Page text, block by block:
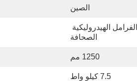
الصين
الصحافة
1250 مم
7.5 كيلو واط